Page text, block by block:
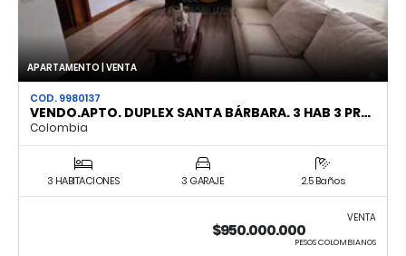
APARTAMENTO | VENTA
COD. 9980137
VENDO.APTO. DUPLEX SANTA BÁRBARA. 3 HAB 3 PR…
Colombia
3 HABITACIONES 3 GARAJE 2.5 Baños
VENTA
$950.000.000
PESOS COLOMBIANOS